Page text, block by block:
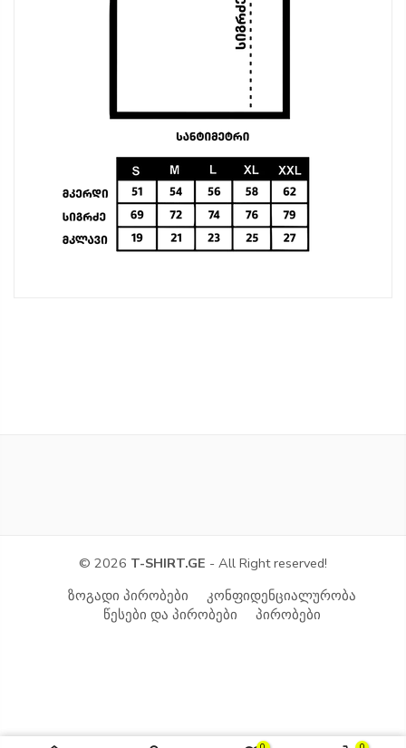
© 2026 T-SHIRT.GE - All Right reserved!
ზოგადი პირობები
კონფიდენციალურობა
წესები და პირობები
პირობები